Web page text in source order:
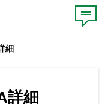
細
詳細